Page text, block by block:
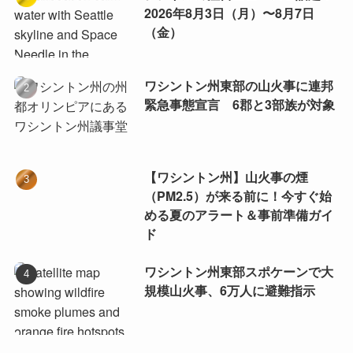
2026年8月3日（月）〜8月7日
（金）
ワシントン州東部の山火事に連邦
緊急事態宣言 6郡と3部族が対象
【ワシントン州】山火事の煙
（PM2.5）が来る前に！今すぐ始
める夏のアラート＆事前準備ガイ
ド
ワシントン州東部スポケーンで大
規模山火事、6万人に避難指示